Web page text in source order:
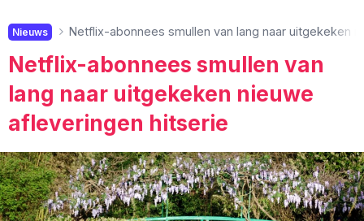
Nieuws Netflix-abonnees smullen van lang naar uitgekeken
Netflix-abonnees smullen van
lang naar uitgekeken nieuwe
afleveringen hitserie